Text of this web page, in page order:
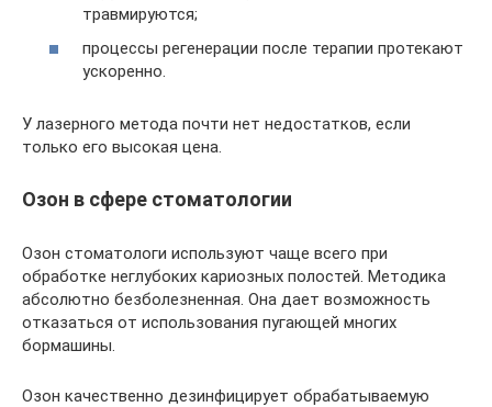
травмируются;
процессы регенерации после терапии протекают
ускоренно.
У лазерного метода почти нет недостатков, если
только его высокая цена.
Озон в сфере стоматологии
Озон стоматологи используют чаще всего при
обработке неглубоких кариозных полостей. Методика
абсолютно безболезненная. Она дает возможность
отказаться от использования пугающей многих
бормашины.
Озон качественно дезинфицирует обрабатываемую